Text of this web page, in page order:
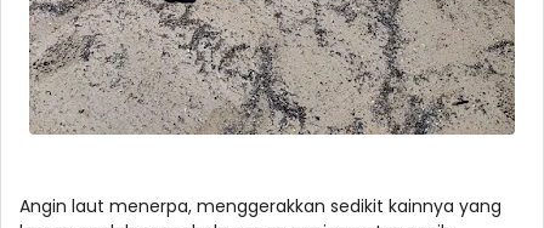
Angin laut menerpa, menggerakkan sedikit kainnya yang